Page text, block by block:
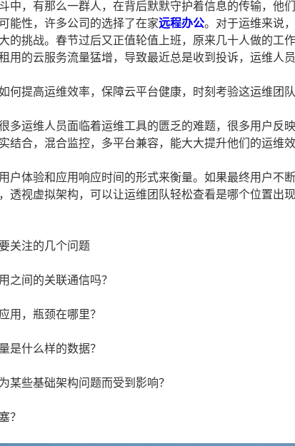
中，有那么一群人，在背后默默守护着信息的传输，他
能性，许多公司的选择了在家远程办公。对于运维来说
的挑战。春节过后又正值轮值上班，原来几十人做的工
用的云服务流量猛增，导致最近总是收到投诉，运维人员
何提高运维效率，保障云平台健康，时刻考验这运维团
多运维人员面临着运维工具的匮乏的难题，很多用户反
结合，混合监控，多平台兼容，能大大提升他们的运维
户体验和应用响应时间的形式来衡量。如果最终用户不
透视虚拟架构，可以让运维团队轻松查看是哪个位置出
关注的几个问题
间的关联通信吗？
，瓶颈在哪里？
什么样的数据？
些基础架构问题而受到影响？
？